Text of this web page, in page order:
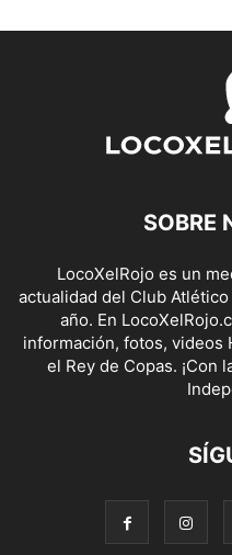
SOBRE
LocoXelRojo es un
actualidad del Club
año. En
información, fotos, videos
el Rey de Copas. ¡Con